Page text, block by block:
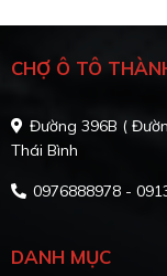
CHỢ Ô TÔ
Đường 396B (
Thái Bình
0976888978 -
DANH MỤC